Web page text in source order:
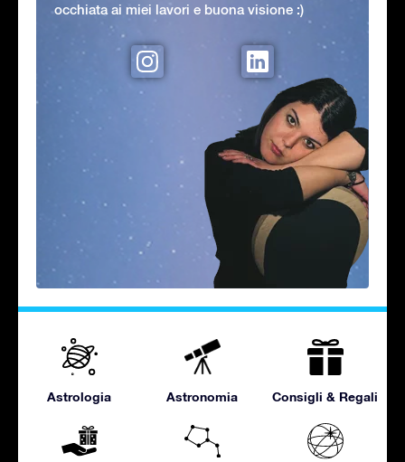
occhiata ai miei lavori e buona visione :)
Astrologia Astronomia Consigli & Regali